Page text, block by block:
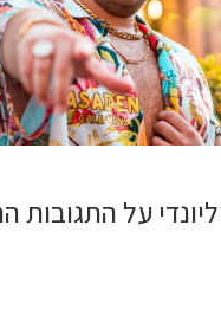
על התגובות